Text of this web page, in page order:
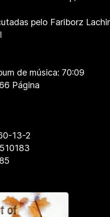
pelo Fariborz
de música: 70:09
Página
13-2